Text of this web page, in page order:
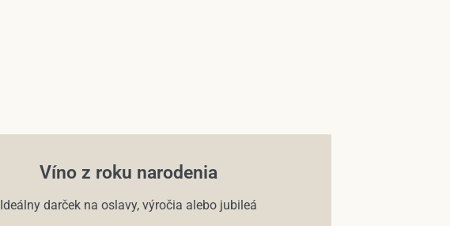
Víno z roku narodenia
Ideálny darček na oslavy, výročia alebo jubileá